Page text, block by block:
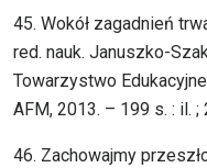
45. Wokół zagadnień
red. nauk. Januszko-
Towarzystwo
AFM, 2013. – 199 s. : il. ;
46. Zachowajmy